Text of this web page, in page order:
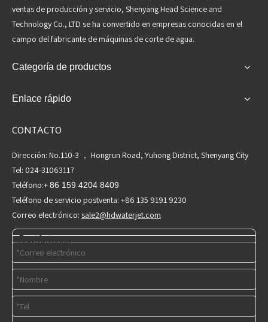
ventas de producción y servicio, Shenyang Head Science and
Technology Co., LTD se ha convertido en empresas conocidas en el
campo del fabricante de máquinas de corte de agua.
Categoría de productos
Enlace rápido
CONTACTO
Dirección: No.110-3 ， Hongrun Road, Yuhong District, Shenyang City
Tel: 024-31063117
Teléfono:+86 159 4204 8409
Teléfono de servicio postventa: +86 135 9191 9230
Correo electrónico: sale2@hdwaterjet.com
Contáctenos